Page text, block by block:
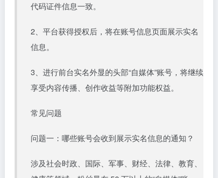
代码证件信息一致。
2、平台获得授权后，将在账号信息页面展示实名
信息。
3、进行前台实名外显的头部“自媒体”账号，将继续
享受内容传播、创作收益等附加功能权益。
常见问题
问题一：哪些账号会收到展示实名信息的通知？
涉及社会时政、国际、军事、财经、法律、教育、